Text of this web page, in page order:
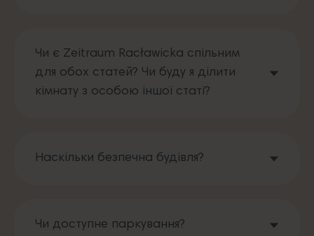
Чи є Zeitraum Racławicka спільним
для обох статей? Чи буду я ділити
кімнату з особою іншої статі?
Наскільки безпечна будівля?
Чи доступне паркування?